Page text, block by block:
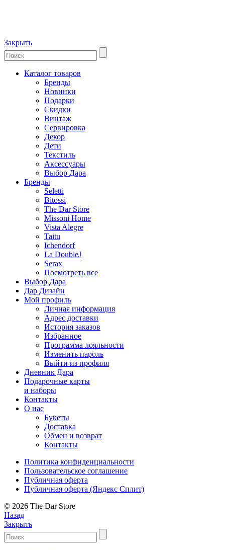
Закрыть
Каталог товаров
Бренды
Новинки
Подарки
Скидки
Винтаж
Сервировка
Декор
Дети
Текстиль
Аксессуары
Выбор Дара
Бренды
Seletti
Bitossi
The Dar Store
Missoni Home
Vista Alegre
Taitu
Ichendorf
La DoubleJ
Serax
Посмотреть все
Выбор Дара
Дар Дизайн
Мой профиль
Личная информация
Адрес доставки
История заказов
Избранное
Программа лояльности
Изменить пароль
Выйти из профиля
Дневник Дара
Подарочные карты
и наборы
Контакты
О нас
Букеты
Доставка
Обмен и возврат
Контакты
Политика конфиденциальности
Пользовательское соглашение
Публичная оферта
Публичная оферта (Яндекс Сплит)
© 2026 The Dar Store
Назад
Закрыть